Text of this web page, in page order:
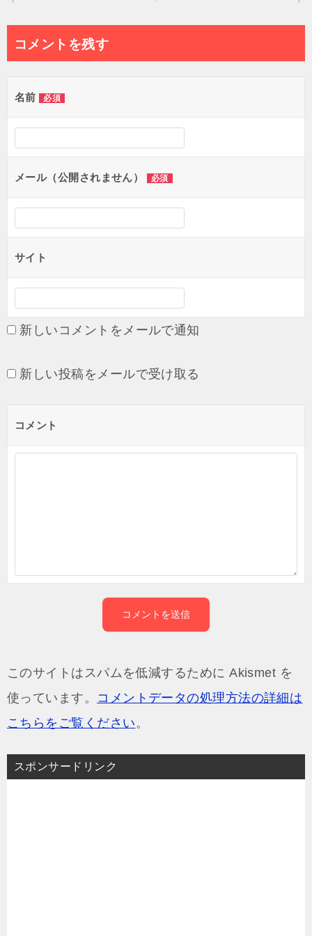
ナ
ビ
ゲ
コメントを残す
名前 必須
メール（公開されません） 必須
サイト
新しいコメントをメールで通知
新しい投稿をメールで受け取る
コメント
このサイトはスパムを低減するために Akismet を
使っています。 コメントデータの処理方法の詳細は
こちらをご覧ください 。
スポンサードリンク